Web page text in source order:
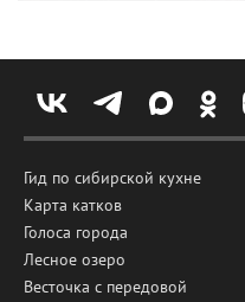
Гид по сибирской кухне
Карта катков
Голоса города
Лесное озеро
Весточка с передовой